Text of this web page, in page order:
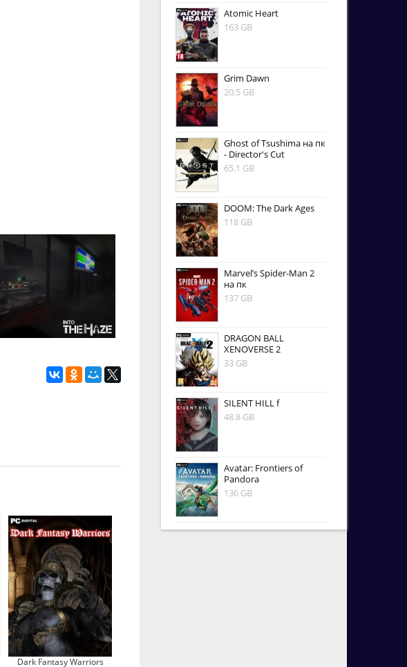
Dark Fantasy Warriors
Atomic Heart
163 GB
Grim Dawn
20.5 GB
Ghost of Tsushima на пк
- Director's Cut
65.1 GB
DOOM: The Dark Ages
118 GB
Marvel’s Spider-Man 2
на пк
137 GB
DRAGON BALL
XENOVERSE 2
33 GB
SILENT HILL f
48.8 GB
Avatar: Frontiers of
Pandora
136 GB